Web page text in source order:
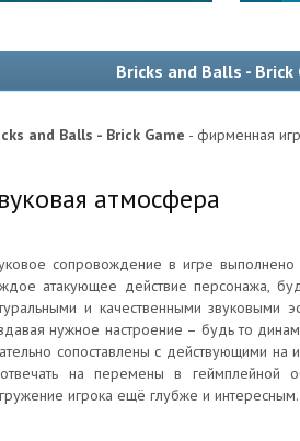
Bricks and Balls -
and Balls - Brick Game - фирменная
атмосфера
сопровождение в игре
атакующее действие персонажа,
и качественными звуковыми
нужное настроение – будь то
сопоставлены с действующими на
на перемены в геймплейной
игрока ещё глубже и интересным.